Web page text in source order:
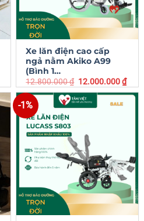
Xe lăn điện cao cấp
ngả nằm Akiko A99
(Bình 1…
12.800.000₫ 12.000.000₫
-1%